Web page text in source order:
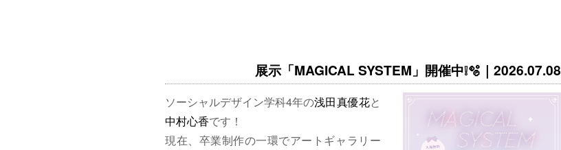
展示「MAGICAL SYSTEM」開催中❕🫧｜2026.07.08
ソーシャルデザイン学科4年の浅田真優花と
中村心香です！
現在、卒業制作の一環でアートギャラリー